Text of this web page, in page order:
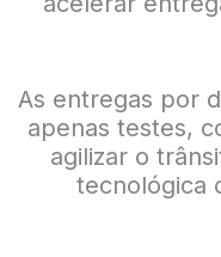
As entregas por
apenas testes,
agilizar o
tecnológica